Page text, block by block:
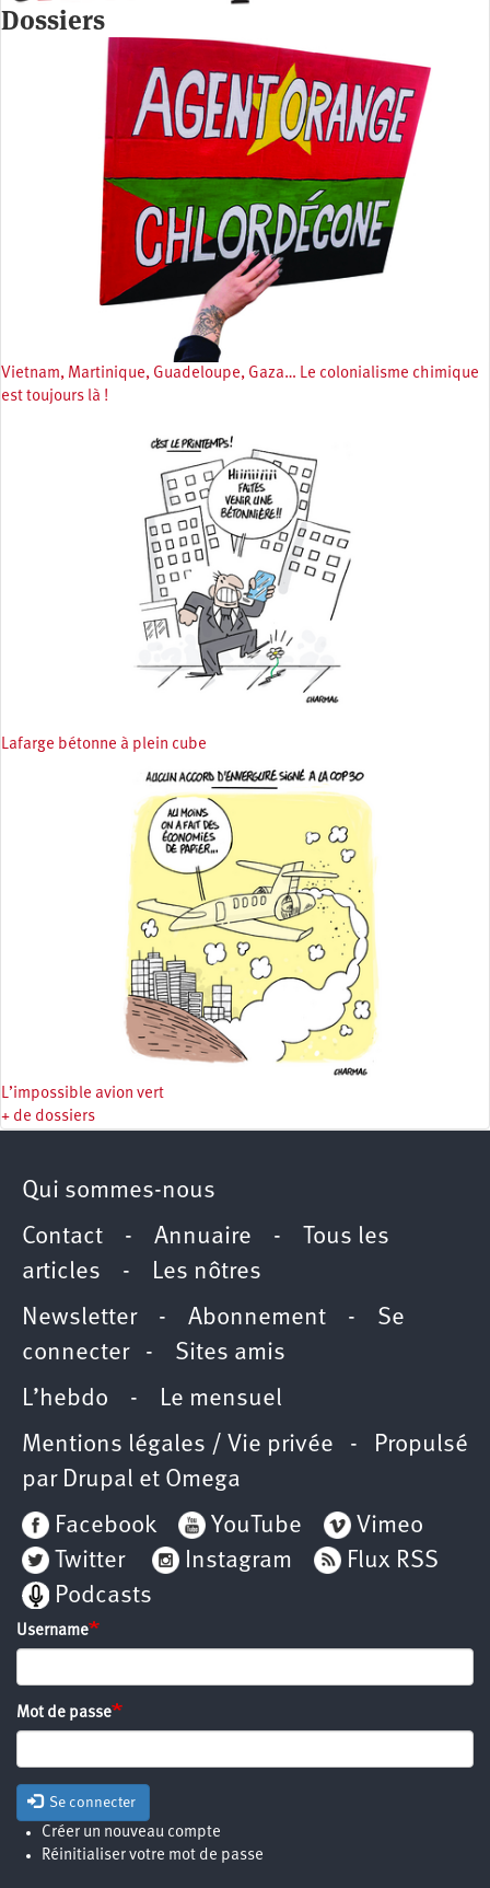
Dossiers
Vietnam, Martinique, Guadeloupe, Gaza… Le colonialisme chimique
est toujours là !
Lafarge bétonne à plein cube
L’impossible avion vert
+ de dossiers
Qui sommes-nous
Contact - Annuaire -
Tous les
articles - Les nôtres
Newsletter- Abonnement - Se
connecter- Sites amis
L’hebdo - Le mensuel
Mentions légales / Vie privée - Propulsé
par Drupal et Omega
Facebook
YouTube
Vimeo
Twitter
Instagram
Flux RSS
Podcasts
Username
Mot de passe
Se connecter
Créer un nouveau compte
Réinitialiser votre mot de passe